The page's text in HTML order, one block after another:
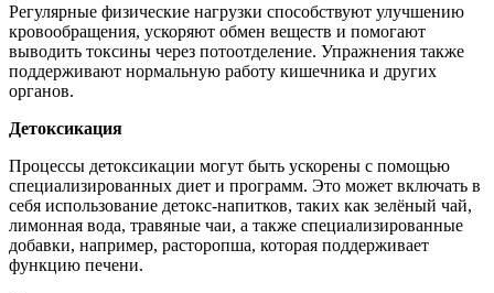
Регулярные физические нагрузки способствуют улучшению
кровообращения, ускоряют обмен веществ и помогают
выводить токсины через потоотделение. Упражнения также
поддерживают нормальную работу кишечника и других
органов.
Детоксикация
Процессы детоксикации могут быть ускорены с помощью
специализированных диет и программ. Это может включать в
себя использование детокс-напитков, таких как зелёный чай,
лимонная вода, травяные чаи, а также специализированные
добавки, например, расторопша, которая поддерживает
функцию печени.